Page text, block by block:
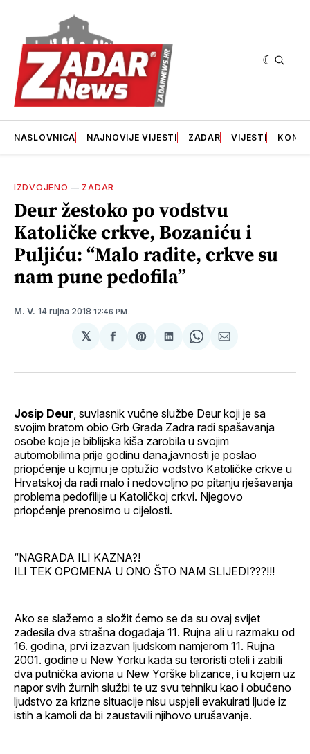
NASLOVNICA NAJNOVIJE VIJESTI ZADAR VIJESTI
IZDVOJENO — ZADAR
Deur žestoko po vodstvu
Katoličke crkve, Bozaniću i
Puljiću: “Malo radite, crkve su
nam pune pedofila”
M. V. 14 rujna 2018 12:46 PM.
𝕏
podijeliSharepodijeliSharepodijeli
Josip Deur , suvlasnik vučne službe Deur koji je sa
svojim bratom obio Grb Grada Zadra radi spašavanja
osobe koje je biblijska kiša zarobila u svojim
automobilima prije godinu dana,javnosti je poslao
priopćenje u kojmu je optužio vodstvo Katoličke crkve u
Hrvatskoj da radi malo i nedovoljno po pitanju rješavanja
problema pedofilije u Katoličkoj crkvi. Njegovo
priopćenje prenosimo u cijelosti.
“NAGRADA ILI KAZNA?!
ILI TEK OPOMENA U ONO ŠTO NAM SLIJEDI???!!!
Ako se slažemo a složit ćemo se da su ovaj svijet
zadesila dva strašna događaja 11. Rujna ali u razmaku od
16. godina, prvi izazvan ljudskom namjerom 11. Rujna
2001. godine u New Yorku kada su teroristi oteli i zabili
dva putnička aviona u New Yorške blizance, i u kojem uz
napor svih žurnih službi te uz svu tehniku kao i obučeno
ljudstvo za krizne situacije nisu uspjeli evakuirati ljude iz
istih a kamoli da bi zaustavili njihovo urušavanje.